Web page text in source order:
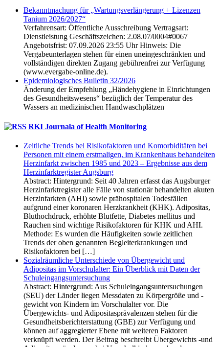
Bekanntmachung für „Wartungsverlängerung + Lizenzen
Tanium 2026/2027“
Verfahrensart: Öffentliche Ausschreibung Vertragsart:
Dienstleistung Geschäftszeichen: 2.08.07/0004#0067
Angebotsfrist: 07.09.2026 23:55 Uhr Hinweis: Die
Vergabeunterlagen stehen für einen uneingeschränkten und
vollständigen direkten Zugang gebührenfrei zur Verfügung
(www.evergabe-online.de).
Epidemio­logisches Bulletin 32/2026
Änderung der Empfehlung „Hände­hygiene in Einrichtungen
des Gesundheits­wesens“ bezüglich der Temperatur des
Wassers an medizinischen Hand­wasch­plätzen
RKI Journala of Health Monitoring
Zeitliche Trends bei Risiko­faktoren und Komorbiditäten bei
Personen mit einem erstmaligen, im Krankenhaus behandelten
Herzinfarkt zwischen 1985 und 2023 – Ergebnisse aus dem
Herzinfarkt­register Augsburg
Abstract: Hintergrund: Seit 40 Jahren erfasst das Augsburger
Herzinfarktregister alle Fälle von stationär behandelten akuten
Herzinfarkten (AHI) sowie prähospitalen Todesfällen
aufgrund einer koronaren Herzkrankheit (KHK). Adipositas,
Bluthochdruck, erhöhte Blutfette, Diabetes mellitus und
Rauchen sind wichtige Risikofaktoren für KHK und AHI.
Methode: Es wurden die Häufigkeiten sowie zeitlichen
Trends der oben genannten Begleiterkrankungen und
Risikofaktoren bei […]
Sozialräumliche Unterschiede von Übergewicht und
Adipositas im Vorschulalter: Ein Überblick mit Daten der
Schuleingangs­untersuchung
Abstract: Hintergrund: Aus Schuleingangsuntersuchungen
(SEU) der Länder liegen Messdaten zu Körpergröße und -
gewicht von Kindern im Vorschulalter vor. Die
Übergewichts- und Adipositasprävalenzen stehen für die
Gesundheitsberichterstattung (GBE) zur Verfügung und
können auf aggregierter Ebene mit weiteren Faktoren
verknüpft werden. Der Beitrag beschreibt Übergewichts -und